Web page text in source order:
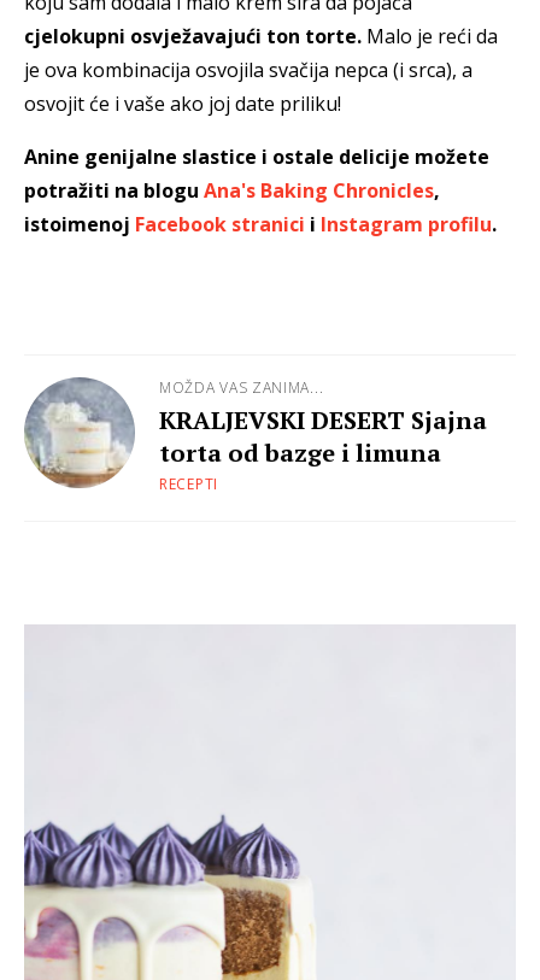
cjelokupni osvježavajući ton torte. Malo je reći da
je ova kombinacija osvojila svačija nepca (i srca), a
osvojit će i vaše ako joj date priliku!
Anine genijalne slastice i ostale delicije možete
potražiti na blogu Ana's Baking Chronicles,
istoimenoj Facebook stranici i Instagram profilu.
MOŽDA VAS ZANIMA...
KRALJEVSKI DESERT Sjajna
torta od bazge i limuna
RECEPTI